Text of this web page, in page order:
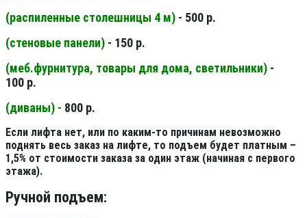
(распиленные столешницы 4 м) - 500 р.
(стеновые панели) - 150 р.
(меб.фурнитура, товары для дома, светильники) -
100 р.
(диваны) - 800 р.
Если лифта нет, или по каким-то причинам невозможно
поднять весь заказ на лифте, то подъем будет платным –
1,5% от стоимости заказа за один этаж (начиная с первого
этажа).
Ручной подъем: